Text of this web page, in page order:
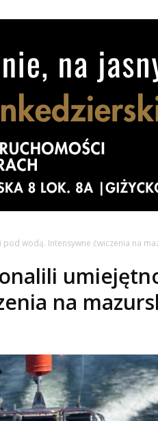
wodą. Intensywne ćwiczenia na
na